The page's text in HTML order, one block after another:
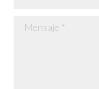
Mensaje *